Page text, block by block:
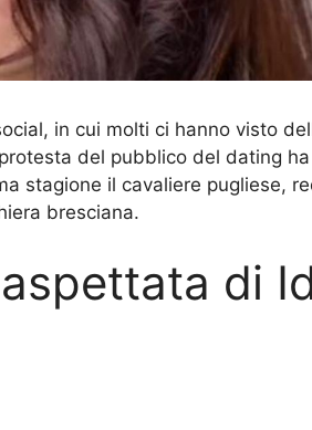
in cui molti ci hanno visto
del pubblico del dating
stagione il cavaliere pugliese,
bresciana.
di